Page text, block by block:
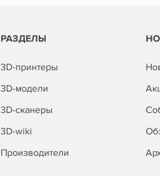
РАЗДЕЛЫ
3D-принтеры
3D-модели
3D-сканеры
3D-wiki
Производители